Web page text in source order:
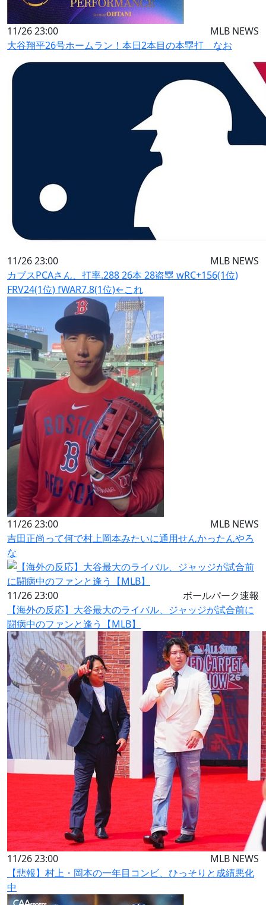
11/26 23:00
MLB NEWS
大谷翔平26号ホームラン！本日2本目の本塁打 なお
11/26 23:00
MLB NEWS
カブスPCAさん、打率.288 26本 28盗塁 wRC+156(1位)
FRV24(1位) fWAR7.8(1位)←これ
11/26 23:00
MLB NEWS
吉田正尚って何で村上岡本みたいに通用せんかったんやろ
な
11/26 23:00
ボールパーク速報
【海外の反応】大谷最大のライバル、ジャッジが試合前に
闘病中のファンと逢う【MLB】
11/26 23:00
MLB NEWS
【悲報】村上・岡本の一年目コンビ、ひっそりと成績悪化
中